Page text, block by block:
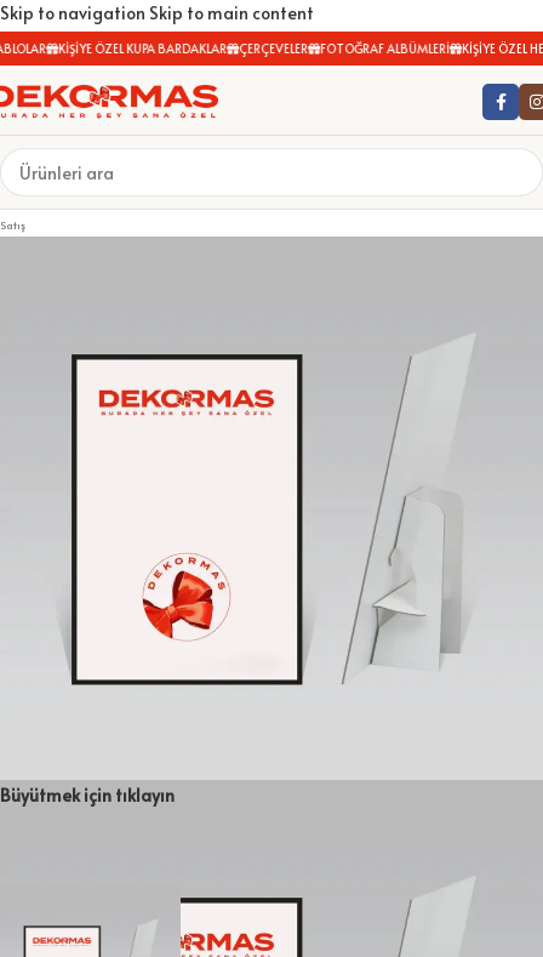
Skip to navigation Skip to main content
KİŞİYE ÖZEL KUPA BARDAKLAR ÇERÇEVELER FOTOĞRAF ALBÜMLERİ KİŞİYE ÖZEL
Satış
Büyütmek için tıklayın